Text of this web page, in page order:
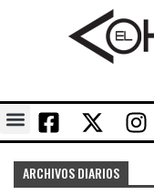
ARCHIVOS DIARIOS